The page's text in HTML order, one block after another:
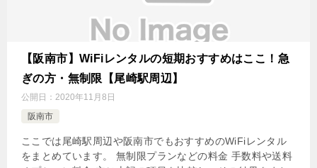
【阪南市】WiFiレンタルの短期おすすめはここ！急
ぎの方・無制限【尾崎駅周辺】
公開日： 2020年11月8日
阪南市
ここでは尾崎駅周辺や阪南市でもおすすめのWiFiレンタル
をまとめています。 無制限プランなどの料金 手数料や送料